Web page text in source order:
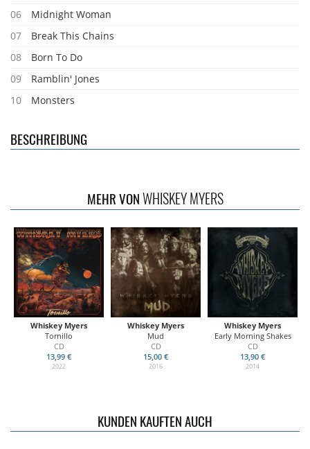
06
Midnight Woman
07
Break This Chains
08
Born To Do
09
Ramblin' Jones
10
Monsters
BESCHREIBUNG
MEHR VONWHISKEY MYERS
Whiskey Myers
Tornillo
CD
13,99 €
2022
Whiskey Myers
Mud
CD
15,00 €
2016
Whiskey Myers
Early Morning Shakes
CD
13,90 €
2014
KUNDEN KAUFTEN AUCH